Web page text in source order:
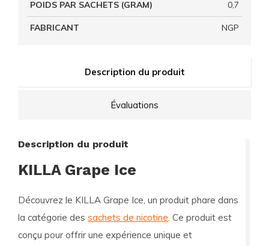
Description du produit
Évaluations
Description du produit
KILLA Grape Ice
Découvrez le KILLA Grape Ice, un produit phare dans
la catégorie des sachets de nicotine. Ce produit est
conçu pour offrir une expérience unique et
POIDS PAR SACHETS (GRAM) 0,7
FABRICANT NGP